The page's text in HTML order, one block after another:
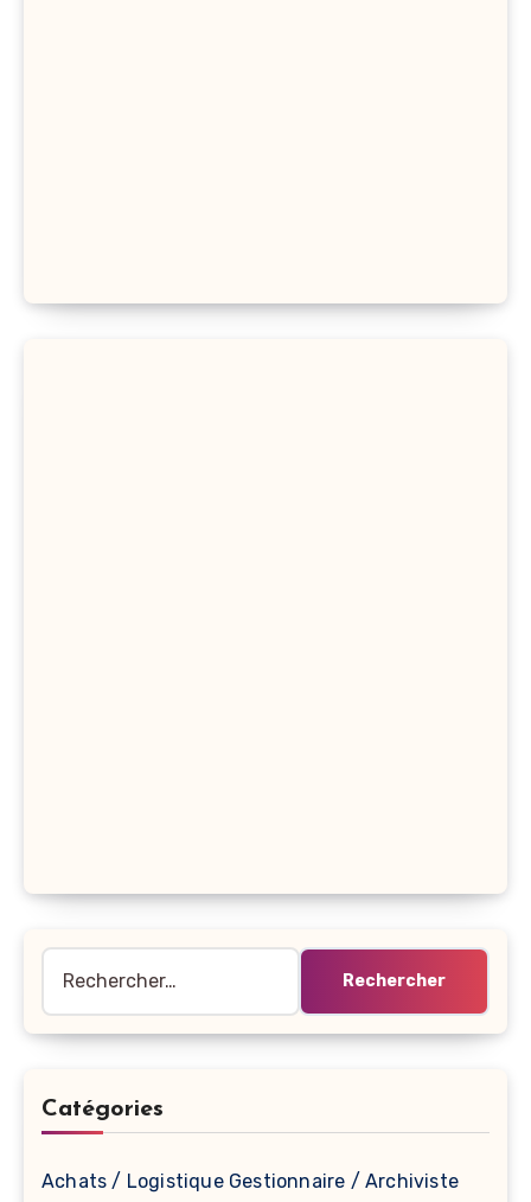
Catégories
Achats / Logistique Gestionnaire / Archiviste